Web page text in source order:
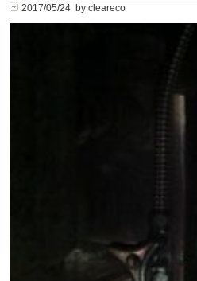
2017/05/24 by cleareco